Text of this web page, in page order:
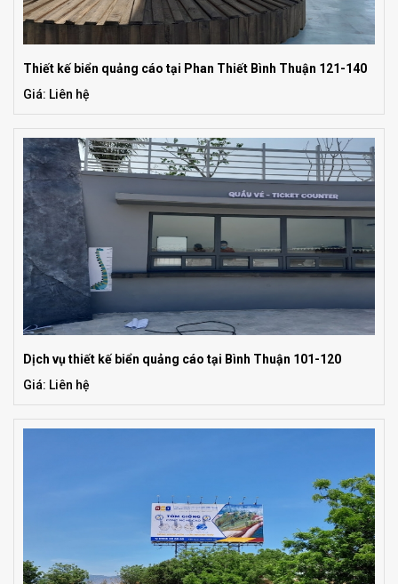
Thiết kế biển quảng cáo tại Phan Thiết Bình Thuận 121-140
Giá: Liên hệ
Dịch vụ thiết kế biển quảng cáo tại Bình Thuận 101-120
Giá: Liên hệ